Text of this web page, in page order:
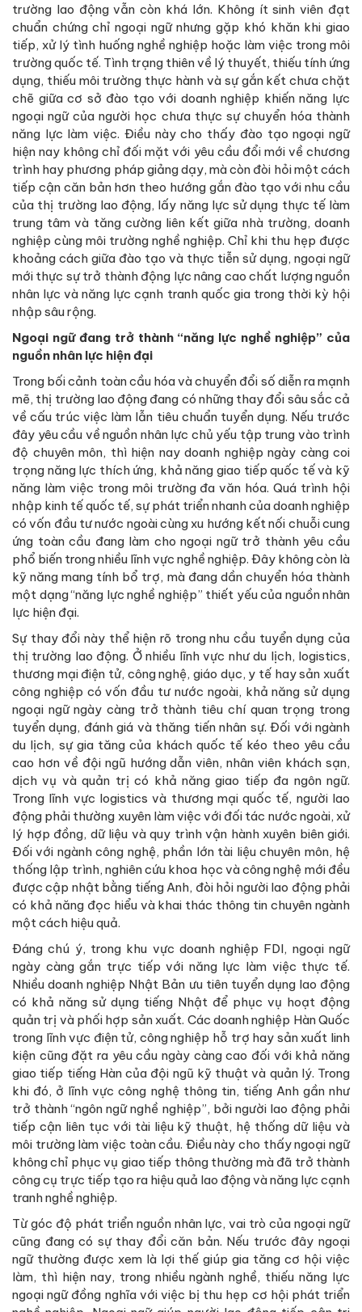
trường lao động vẫn còn khá lớn. Không ít sinh viên đạt
chuẩn chứng chỉ ngoại ngữ nhưng gặp khó khăn khi giao
tiếp, xử lý tình huống nghề nghiệp hoặc làm việc trong môi
trường quốc tế. Tình trạng thiên về lý thuyết, thiếu tính ứng
dụng, thiếu môi trường thực hành và sự gắn kết chưa chặt
chẽ giữa cơ sở đào tạo với doanh nghiệp khiến năng lực
ngoại ngữ của người học chưa thực sự chuyển hóa thành
năng lực làm việc. Điều này cho thấy đào tạo ngoại ngữ
hiện nay không chỉ đối mặt với yêu cầu đổi mới về chương
trình hay phương pháp giảng dạy, mà còn đòi hỏi một cách
tiếp cận căn bản hơn theo hướng gắn đào tạo với nhu cầu
của thị trường lao động, lấy năng lực sử dụng thực tế làm
trung tâm và tăng cường liên kết giữa nhà trường, doanh
nghiệp cùng môi trường nghề nghiệp. Chỉ khi thu hẹp được
khoảng cách giữa đào tạo và thực tiễn sử dụng, ngoại ngữ
mới thực sự trở thành động lực nâng cao chất lượng nguồn
nhân lực và năng lực cạnh tranh quốc gia trong thời kỳ hội
nhập sâu rộng.
Ngoại ngữ đang trở thành “năng lực nghề nghiệp” của
nguồn nhân lực hiện đại
Trong bối cảnh toàn cầu hóa và chuyển đổi số diễn ra mạnh
mẽ, thị trường lao động đang có những thay đổi sâu sắc cả
về cấu trúc việc làm lẫn tiêu chuẩn tuyển dụng. Nếu trước
đây yêu cầu về nguồn nhân lực chủ yếu tập trung vào trình
độ chuyên môn, thì hiện nay doanh nghiệp ngày càng coi
trọng năng lực thích ứng, khả năng giao tiếp quốc tế và kỹ
năng làm việc trong môi trường đa văn hóa. Quá trình hội
nhập kinh tế quốc tế, sự phát triển nhanh của doanh nghiệp
có vốn đầu tư nước ngoài cùng xu hướng kết nối chuỗi cung
ứng toàn cầu đang làm cho ngoại ngữ trở thành yêu cầu
phổ biến trong nhiều lĩnh vực nghề nghiệp. Đây không còn là
kỹ năng mang tính bổ trợ, mà đang dần chuyển hóa thành
một dạng “năng lực nghề nghiệp” thiết yếu của nguồn nhân
lực hiện đại.
Sự thay đổi này thể hiện rõ trong nhu cầu tuyển dụng của
thị trường lao động. Ở nhiều lĩnh vực như du lịch, logistics,
thương mại điện tử, công nghệ, giáo dục, y tế hay sản xuất
công nghiệp có vốn đầu tư nước ngoài, khả năng sử dụng
ngoại ngữ ngày càng trở thành tiêu chí quan trọng trong
tuyển dụng, đánh giá và thăng tiến nhân sự. Đối với ngành
du lịch, sự gia tăng của khách quốc tế kéo theo yêu cầu
cao hơn về đội ngũ hướng dẫn viên, nhân viên khách sạn,
dịch vụ và quản trị có khả năng giao tiếp đa ngôn ngữ.
Trong lĩnh vực logistics và thương mại quốc tế, người lao
động phải thường xuyên làm việc với đối tác nước ngoài, xử
lý hợp đồng, dữ liệu và quy trình vận hành xuyên biên giới.
Đối với ngành công nghệ, phần lớn tài liệu chuyên môn, hệ
thống lập trình, nghiên cứu khoa học và công nghệ mới đều
được cập nhật bằng tiếng Anh, đòi hỏi người lao động phải
có khả năng đọc hiểu và khai thác thông tin chuyên ngành
một cách hiệu quả.
Đáng chú ý, trong khu vực doanh nghiệp FDI, ngoại ngữ
ngày càng gắn trực tiếp với năng lực làm việc thực tế.
Nhiều doanh nghiệp Nhật Bản ưu tiên tuyển dụng lao động
có khả năng sử dụng tiếng Nhật để phục vụ hoạt động
quản trị và phối hợp sản xuất. Các doanh nghiệp Hàn Quốc
trong lĩnh vực điện tử, công nghiệp hỗ trợ hay sản xuất linh
kiện cũng đặt ra yêu cầu ngày càng cao đối với khả năng
giao tiếp tiếng Hàn của đội ngũ kỹ thuật và quản lý. Trong
khi đó, ở lĩnh vực công nghệ thông tin, tiếng Anh gần như
trở thành “ngôn ngữ nghề nghiệp”, bởi người lao động phải
tiếp cận liên tục với tài liệu kỹ thuật, hệ thống dữ liệu và
môi trường làm việc toàn cầu. Điều này cho thấy ngoại ngữ
không chỉ phục vụ giao tiếp thông thường mà đã trở thành
công cụ trực tiếp tạo ra hiệu quả lao động và năng lực cạnh
tranh nghề nghiệp.
Từ góc độ phát triển nguồn nhân lực, vai trò của ngoại ngữ
cũng đang có sự thay đổi căn bản. Nếu trước đây ngoại
ngữ thường được xem là lợi thế giúp gia tăng cơ hội việc
làm, thì hiện nay, trong nhiều ngành nghề, thiếu năng lực
ngoại ngữ đồng nghĩa với việc bị thu hẹp cơ hội phát triển